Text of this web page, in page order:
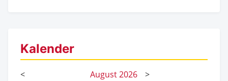
Kalender
< August2026 >